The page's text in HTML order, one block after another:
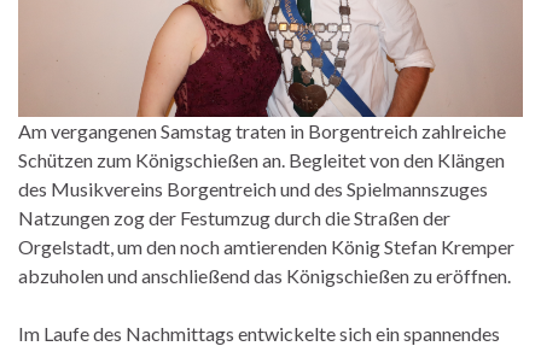
Am vergangenen Samstag traten in Borgentreich zahlreiche
Schützen zum Königschießen an. Begleitet von den Klängen
des Musikvereins Borgentreich und des Spielmannszuges
Natzungen zog der Festumzug durch die Straßen der
Orgelstadt, um den noch amtierenden König Stefan Kremper
abzuholen und anschließend das Königschießen zu eröffnen.
Im Laufe des Nachmittags entwickelte sich ein spannendes